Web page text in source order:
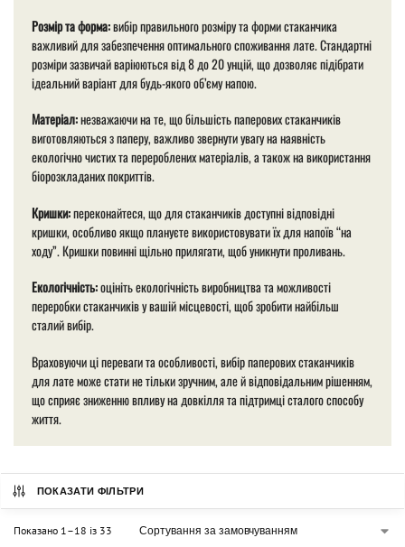
Розмір та форма:вибір правильного розміру та форми стаканчика
важливий для забезпечення оптимального споживання лате. Стандартні
розміри зазвичай варіюються від 8 до 20 унцій, що дозволяє підібрати
ідеальний варіант для будь-якого об’єму напою.
Матеріал:незважаючи на те, що більшість паперових стаканчиків
виготовляються з паперу, важливо звернути увагу на наявність
екологічно чистих та перероблених матеріалів, а також на використання
біорозкладаних покриттів.
Кришки:переконайтеся, що для стаканчиків доступні відповідні
кришки, особливо якщо плануєте використовувати їх для напоїв “на
ходу”. Кришки повинні щільно прилягати, щоб уникнути проливань.
Екологічність:оцініть екологічність виробництва та можливості
переробки стаканчиків у вашій місцевості, щоб зробити найбільш
сталий вибір.
Враховуючи ці переваги та особливості, вибір паперових стаканчиків
для лате може стати не тільки зручним, але й відповідальним рішенням,
що сприяє зниженню впливу на довкілля та підтримці сталого способу
життя.
ПОКАЗАТИ ФІЛЬТРИ
Показано 1–18 із 33